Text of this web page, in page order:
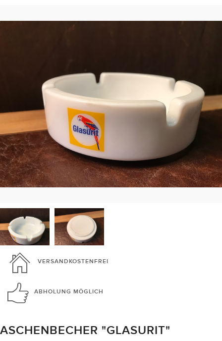
VERSANDKOSTENFREI
ABHOLUNG MÖGLICH
ASCHENBECHER "GLASURIT"